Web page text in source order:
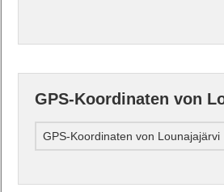
GPS-Koordinaten von
GPS-Koordinaten von Lounajajärvi